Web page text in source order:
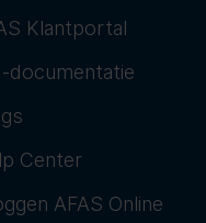
Klantportal
documentatie
Center
AFAS Online